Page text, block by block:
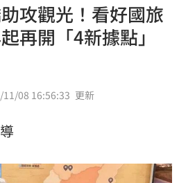
攻觀光！看好國旅
再開「4新據點」
11/08 16:56:33 更新